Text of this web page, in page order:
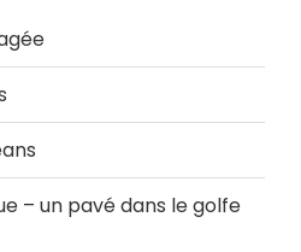
– un pavé dans le golfe